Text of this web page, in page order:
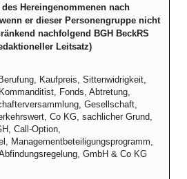
Hereingenommenen nach
er dieser Personengruppe nicht
nachfolgend BGH BeckRS
Leitsatz)
Kaufpreis, Sittenwidrigkeit,
Fonds, Abtretung,
Gesellschaft,
Co KG, sachlicher Grund,
Call-Option,
Managementbeteiligungsprogramm,
GmbH & Co KG